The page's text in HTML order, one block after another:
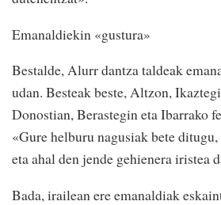
Emanaldiekin «gustura»
Bestalde, Alurr dantza taldeak
udan. Besteak beste, Altzon,
Donostian, Berastegin eta Ibarrako
«Gure helburu nagusiak bete
eta ahal den jende gehienera iristea
Bada, irailean ere emanaldiak